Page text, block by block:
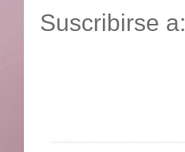
Suscribirse a: